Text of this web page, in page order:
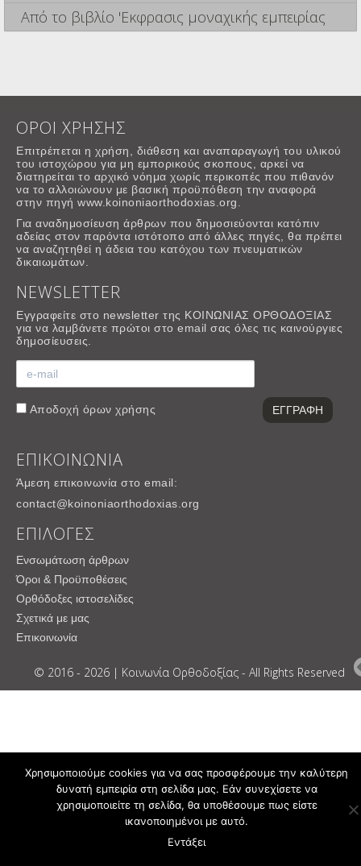
Από το βιβλίο 'Εκφρασις μοναχικής εμπειρίας
ΟΡΟΙ ΧΡΗΣΗΣ
Επιτρέπεται η χρήση, διάθεση και αναπαραγωγή του υλικού
του ιστοχώρου για μη εμπορικούς σκοπους, αρκεί να
διατηρείται το αρχικό νόημα χωρίς περικοπές που πιθανόν
να το αλλοιώνουν με βασική προϋπόθεση την αναφορά
στην πηγή www.koinoniaorthodoxias.org.
Για αναδημοσίευση άρθρων που δημοσιεύονται κατόπιν
αδείας στον παρόντα ιστότοπο από άλλες πηγές, θα πρέπει
να αναζητηθεί η άδεια του κατόχου των πνευματικών
δικαιωμάτων.
NEWSLETTER
Εγγραφείτε στο newsletter της ΚΟΙΝΩΝΙΑΣ ΟΡΘΟΔΟΞΙΑΣ
για να λαμβάνετε πρώτοι στο email σας όλες τις καινούργιες
δημοσίευσεις.
Αποδοχή όρων χρήσης
ΕΠΙΚΟΙΝΩΝΙΑ
Άμεση επικοινωνία στο email:
contact@koinoniaorthodoxias.org
ΕΠΙΛΟΓΕΣ
Ενσωμάτωση άρθρων
Όροι & Προϋποθέσεις
Ορθόδοξες ιστοσελίδες
Σχετικά με μας
Επικοινωνία
© 2016 - 2026 | Κοινωνία Ορθοδοξίας - All Rights Reserved
Χρησιμοποιούμε cookies για να σας προσφέρουμε την καλύτερη
δυνατή εμπειρία στη σελίδα μας. Εάν συνεχίσετε να
χρησιμοποιείτε τη σελίδα, θα υποθέσουμε πως είστε
ικανοποιημένοι με αυτό.
Εντάξει